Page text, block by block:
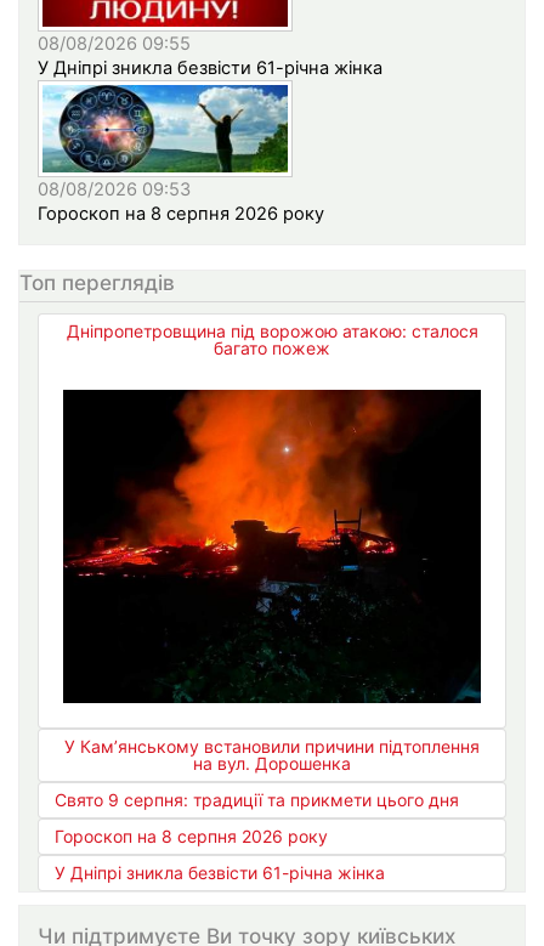
08/08/2026 09:55
У Дніпрі зникла безвісти 61-річна жінка
08/08/2026 09:53
Гороскоп на 8 серпня 2026 року
Топ переглядів
Дніпропетровщина під ворожою атакою: сталося
багато пожеж
У Кам’янському встановили причини підтоплення
на вул. Дорошенка
Свято 9 серпня: традиції та прикмети цього дня
Гороскоп на 8 серпня 2026 року
У Дніпрі зникла безвісти 61-річна жінка
Чи підтримуєте Ви точку зору київських